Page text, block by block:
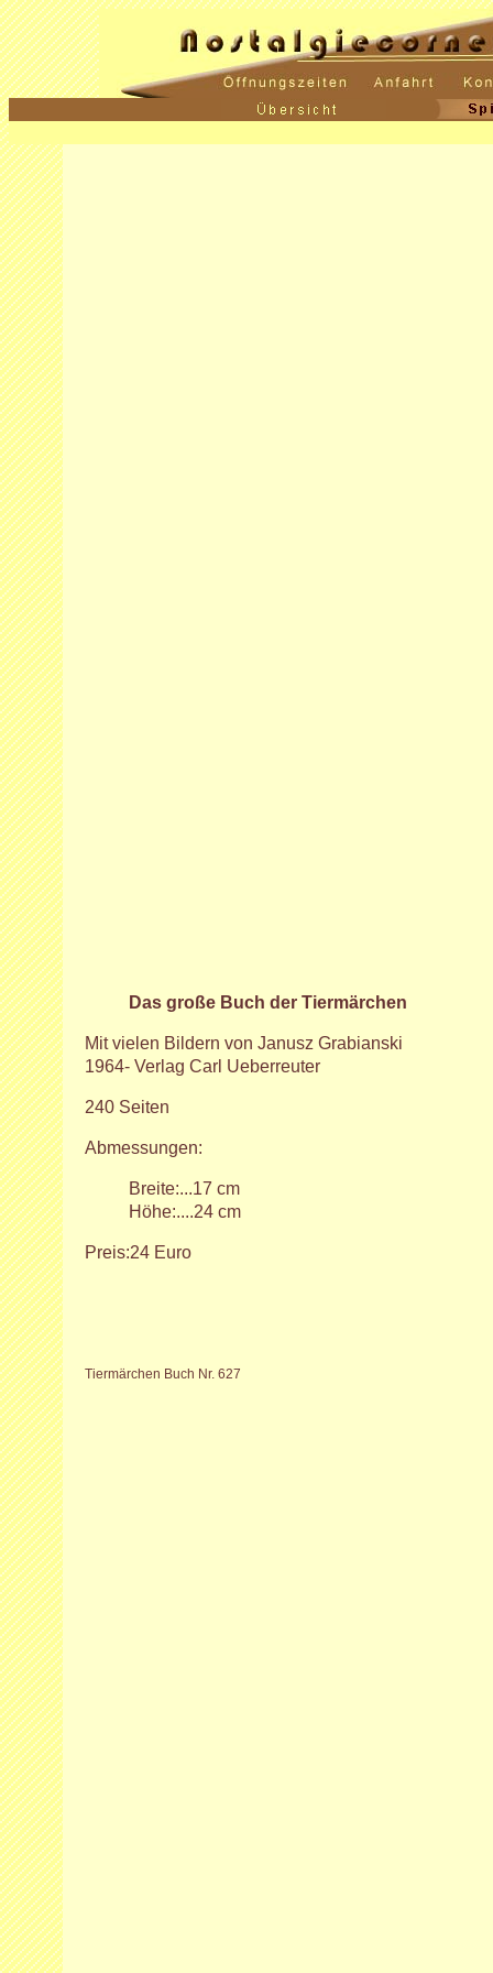
Das große Buch der Tiermärchen
Mit vielen Bildern von Janusz Grabianski
1964- Verlag Carl Ueberreuter
240 Seiten
Abmessungen:
Breite:...17 cm
Höhe:....24 cm
Preis:24 Euro
Tiermärchen Buch Nr. 627